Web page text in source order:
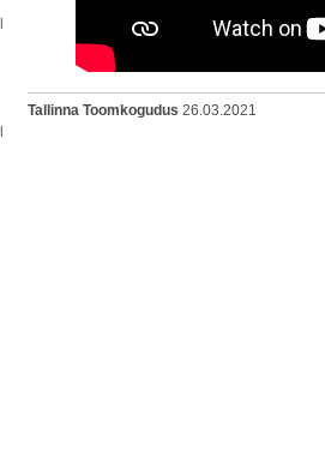
Tallinna Toomkogudus 26.03.2021